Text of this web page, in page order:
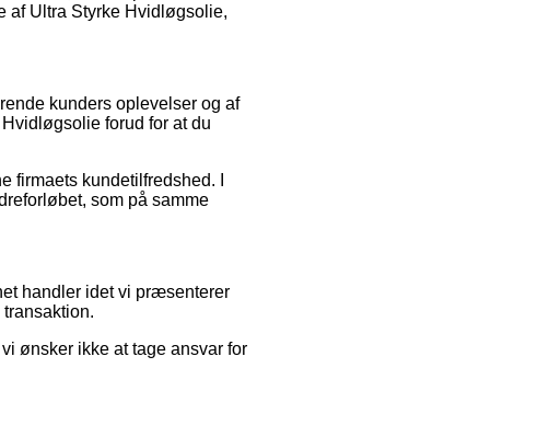
af Ultra Styrke Hvidløgsolie,
kunders oplevelser og af
forud for at du
firmaets kundetilfredshed. I
som på samme
handler idet vi præsenterer
ønsker ikke at tage ansvar for